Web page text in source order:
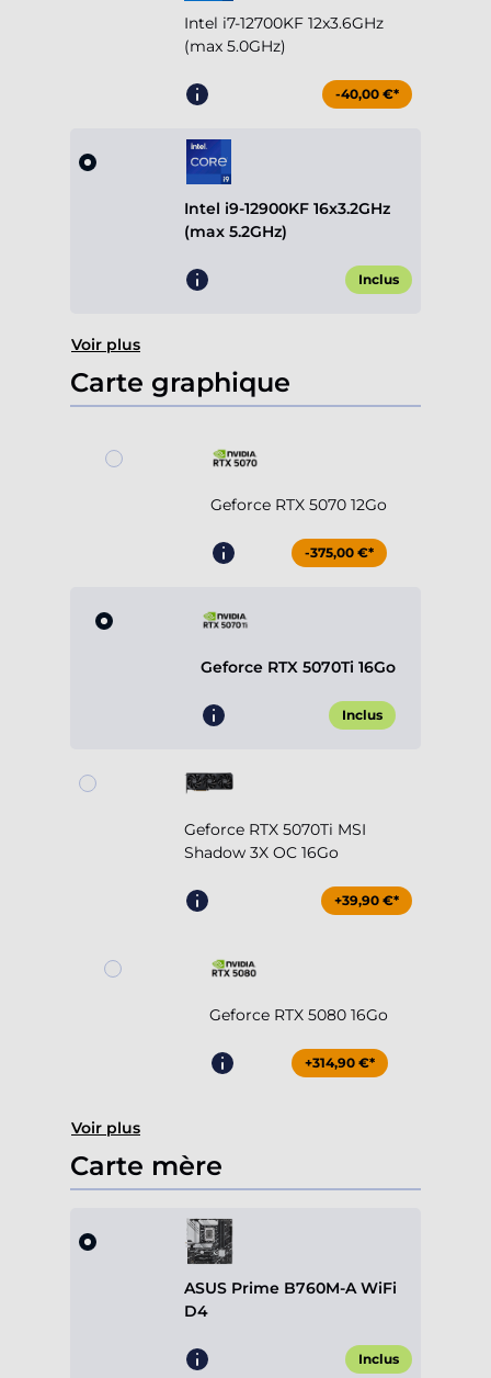
Intel i7-12700KF 12x3.6GHz
(max 5.0GHz)
-40,00 €*
Intel i9-12900KF 16x3.2GHz
(max 5.2GHz)
Inclus
Voir plus
Carte graphique
Geforce RTX 5070 12Go
-375,00 €*
Geforce RTX 5070Ti 16Go
Inclus
Geforce RTX 5070Ti MSI
Shadow 3X OC 16Go
+39,90 €*
Geforce RTX 5080 16Go
+314,90 €*
Voir plus
Carte mère
ASUS Prime B760M-A WiFi
D4
Inclus